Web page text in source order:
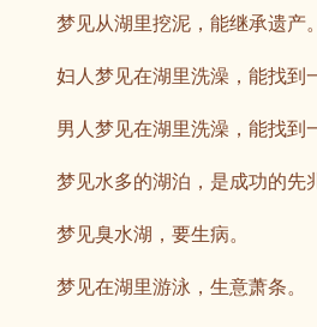
梦见从湖里挖泥，能继承遗产。
妇人梦见在湖里洗澡，能找到一
男人梦见在湖里洗澡，能找到一
梦见水多的湖泊，是成功的先
梦见臭水湖，要生病。
梦见在湖里游泳，生意萧条。